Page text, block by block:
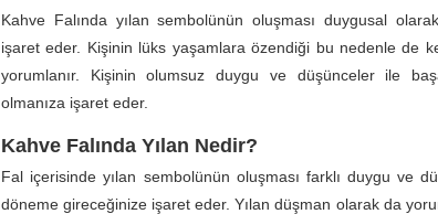
Kahve Falında yılan sembolünün oluşması duygusal
işaret eder. Kişinin lüks yaşamlara özendiği bu nedenle de
yorumlanır. Kişinin olumsuz duygu ve düşünceler ile
olmanıza işaret eder.
Kahve Falında Yılan Nedir?
Fal içerisinde yılan sembolünün oluşması farklı duygu ve
döneme gireceğinize işaret eder. Yılan düşman olarak da